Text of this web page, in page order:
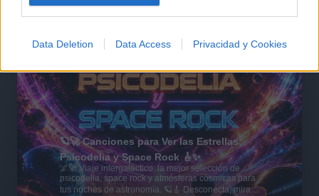
Data Deletion Data Access Privacidad y Cookies
🪐🚀 Canciones para Ver las Estrellas:
Psicodelia y Space Rock 🎸✨
🌌🚀 Viaje intergaláctico: la mejor selección de
psicodelia, space rock y atmósferas cósmicas para
tus noches de astronomía. 🪐🎸 Desconecta, mira